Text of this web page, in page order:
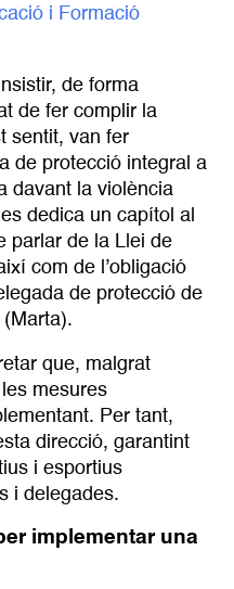
i Formació
de forma
de fer complir la
sentit, van fer
de protecció integral a
davant la violència
dedica un capítol al
parlar de la Llei de
com de l’obligació
de protecció de
(Marta).
que, malgrat
les mesures
Per tant,
direcció, garantint
i esportius
i delegades.
implementar una